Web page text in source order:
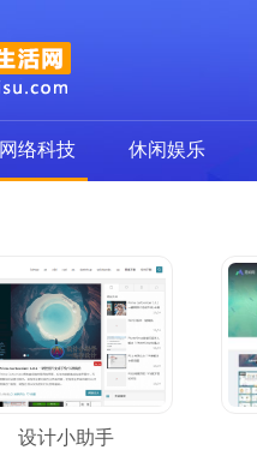
网络科技 休闲娱乐
设计小助手